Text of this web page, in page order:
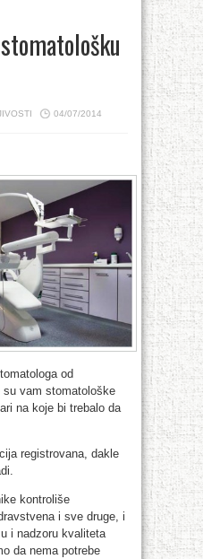
04/07/2014
od
su vam stomatološke
na koje bi trebalo da
registrovana, dakle
kontroliše
i sve druge, i
i nadzoru kvaliteta
da nema potrebe